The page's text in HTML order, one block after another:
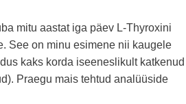
mitu aastat iga päev L-Thyroxini
See on minu esimene nii kaugele
kaks korda iseeneslikult katkenud
Praegu mais tehtud analüüside